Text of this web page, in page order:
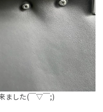
ました(￣▽￣;)